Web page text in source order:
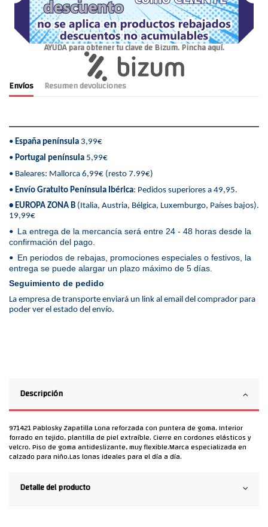
AYUDA para obtener tu clave de Bizum. Pincha aquí.
Envíos Resumen devoluciones
• España península 3,99€
• Portugal península 5,99€
• Baleares: Mallorca 6,99€ (resto 7.99€)
• Envío Gratuito Península Ibérica: Pedidos superiores a 49,95.
• EUROPA ZONA B (Italia, Austria, Bélgica, Luxemburgo, Países bajos).
19,99€
• La entrega de la mercancía será entre 24 - 48 horas desde la
confirmación del pago.
• En periodos de rebajas, promociones especiales o festivos, la
entrega se puede alargar un plazo máximo de 5 días.
Seguimiento de pedido
La empresa de transporte enviará un link al email del comprador para
poder ver el estado del envío.
Descripción
971421 Pablosky Zapatilla Lona reforzada con puntera de goma. Interior
forrado en tejido, plantilla de piel extraíble. Cierre en cordones elásticos y
velcro. Piso de goma antideslizante, muy flexible.Marca especializada en
calzado para niño.Las lonas ideales para el día a día.
Detalle del producto